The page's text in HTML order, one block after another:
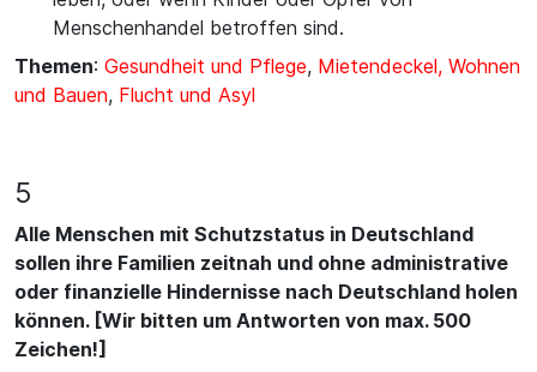
Menschenhandel betroffen sind.
Themen: Gesundheit und Pflege, Mietendeckel, Wohnen
und Bauen, Flucht und Asyl
5
Alle Menschen mit Schutzstatus in Deutschland
sollen ihre Familien zeitnah und ohne administrative
oder finanzielle Hindernisse nach Deutschland holen
können. [Wir bitten um Antworten von max. 500
Zeichen!]